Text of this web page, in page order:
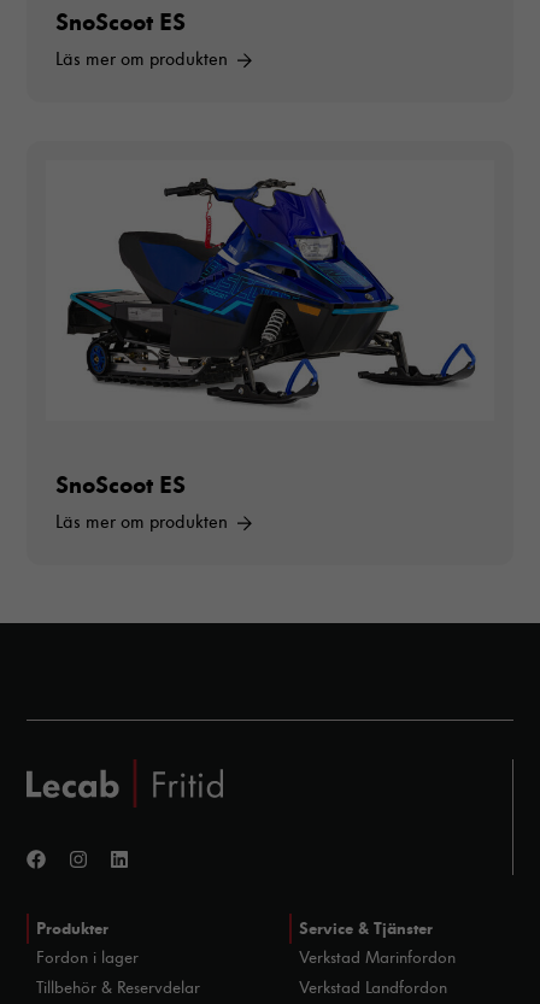
SnoScoot ES
Läs mer om produkten
SnoScoot ES
Läs mer om produkten
Produkter
Fordon i lager
Tillbehör & Reservdelar
Service & Tjänster
Verkstad Marinfordon
Verkstad Landfordon
Nödvändiga
Dessa cookies
Upplevelse
För att vår
hemsida ska